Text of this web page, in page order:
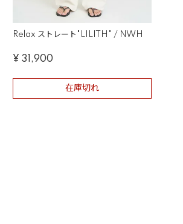
Relax ストレート"LILITH" / NWH
¥ 31,900
在庫切れ